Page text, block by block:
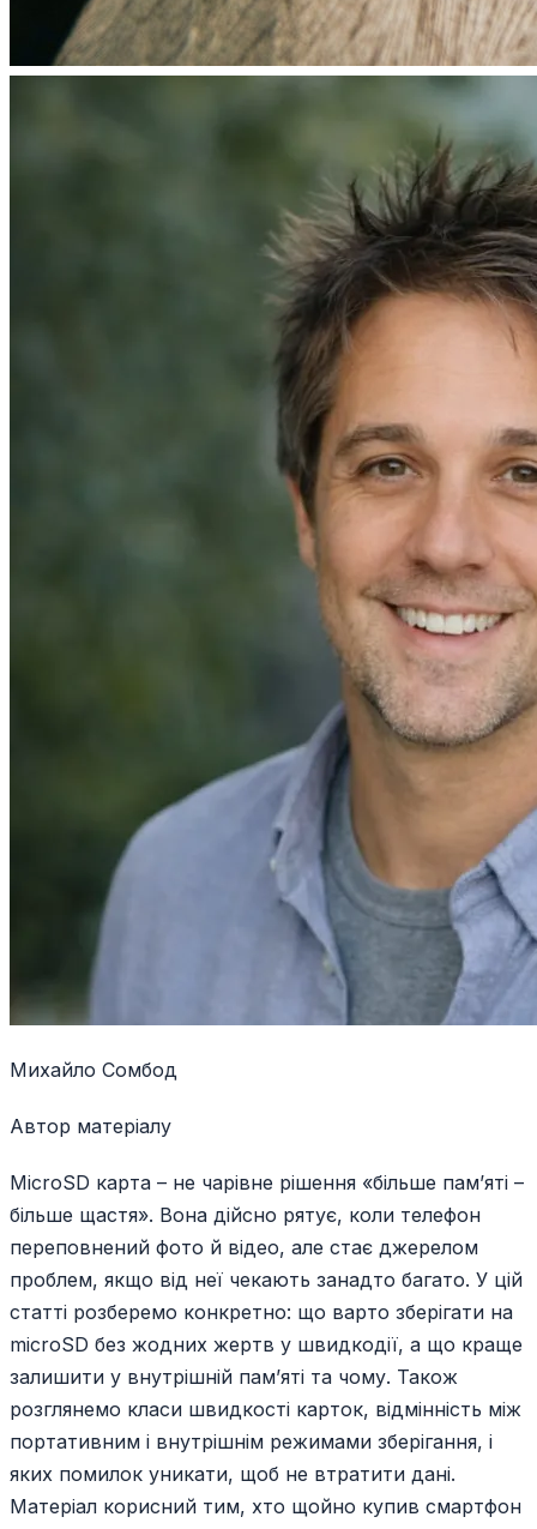
Михайло Сомбод
Автор матеріалу
MicroSD карта – не чарівне рішення «більше пам’яті –
більше щастя». Вона дійсно рятує, коли телефон
переповнений фото й відео, але стає джерелом
проблем, якщо від неї чекають занадто багато. У цій
статті розберемо конкретно: що варто зберігати на
microSD без жодних жертв у швидкодії, а що краще
залишити у внутрішній пам’яті та чому. Також
розглянемо класи швидкості карток, відмінність між
портативним і внутрішнім режимами зберігання, і
яких помилок уникати, щоб не втратити дані.
Матеріал корисний тим, хто щойно купив смартфон